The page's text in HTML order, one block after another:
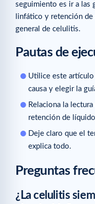
seguimiento es ir a las
linfático y retención de
general de celulitis.
Pautas de
Utilice este
causa y elegir la
Relaciona la
retención de
Deje claro que el
explica todo.
Preguntas
¿La celulitis